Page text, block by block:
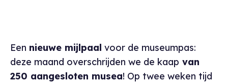
Een nieuwe mijlpaal voor de museumpas:
deze maand overschrijden we de kaap van
250 aangesloten musea! Op twee weken tijd